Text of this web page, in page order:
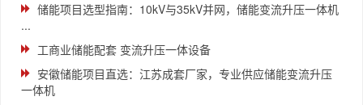
储能项目选型指南：10kV与35kV并网，储能变流升压一体机
...
工商业储能配套 变流升压一体设备
安徽储能项目直选：江苏成套厂家，专业供应储能变流升压
一体机